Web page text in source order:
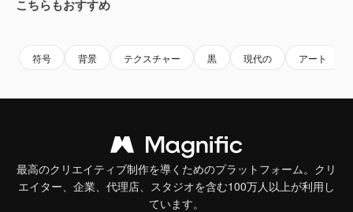
こちらもおすすめ
符号 背景 テクスチャー 黒 現代の アート
最高のクリエイティブ制作を導くためのプラットフォーム。クリ
エイター、企業、代理店、スタジオを含む100万人以上が利用し
ています。